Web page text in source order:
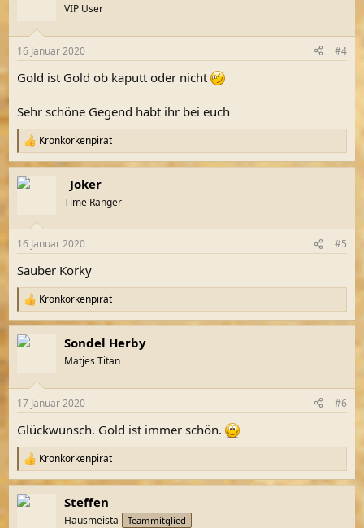
e
:
VIP User
16 Januar 2020 #4
Gold ist Gold ob kaputt oder nicht
Sehr schöne Gegend habt ihr bei euch
R
e
a
k
e
:
Kronkorkenpirat
_Joker_
Time Ranger
16 Januar 2020 #5
Sauber Korky
R
e
a
k
e
:
Kronkorkenpirat
Sondel Herby
Matjes Titan
17 Januar 2020 #6
Glückwunsch. Gold ist immer schön.
R
e
a
k
Kronkorkenpirat
Steffen
Hausmeista Teammitglied